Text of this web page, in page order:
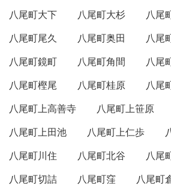
八尾町大下
八尾町大杉
八尾
八尾町尾久
八尾町奥田
八尾
八尾町鏡町
八尾町角間
八尾
八尾町樫尾
八尾町桂原
八尾
八尾町上高善寺
八尾町上笹原
八尾町上田池
八尾町上仁歩
八尾町川住
八尾町北谷
八尾
八尾町切詰
八尾町窪
八尾町